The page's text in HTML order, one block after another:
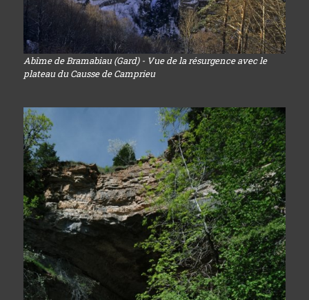
Abîme de Bramabiau (Gard) - Vue de la résurgence avec le
plateau du Causse de Camprieu